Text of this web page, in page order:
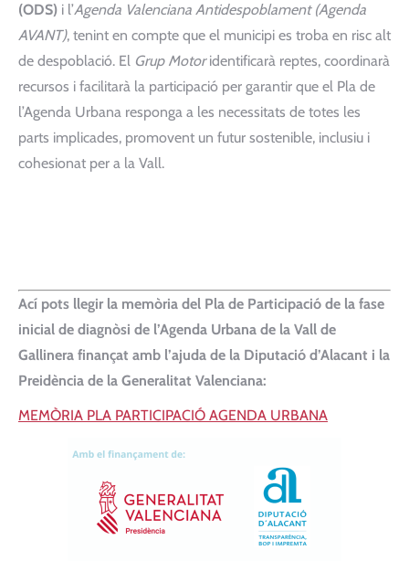
(ODS) i l’Agenda Valenciana Antidespoblament (Agenda
AVANT), tenint en compte que el municipi es troba en risc alt
de despoblació. El Grup Motoridentificarà reptes, coordinarà
recursos i facilitarà la participació per garantir que el Pla de
l’Agenda Urbana responga a les necessitats de totes les
parts implicades, promovent un futur sostenible, inclusiu i
cohesionat per a la Vall.
Ací pots llegir la memòria del Pla de Participació de la fase
inicial de diagnòsi de l’Agenda Urbana de la Vall de
Gallinera finançat amb l’ajuda de la Diputació d’Alacant i la
Preidència de la Generalitat Valenciana:
MEMÒRIA PLA PARTICIPACIÓ AGENDA URBANA